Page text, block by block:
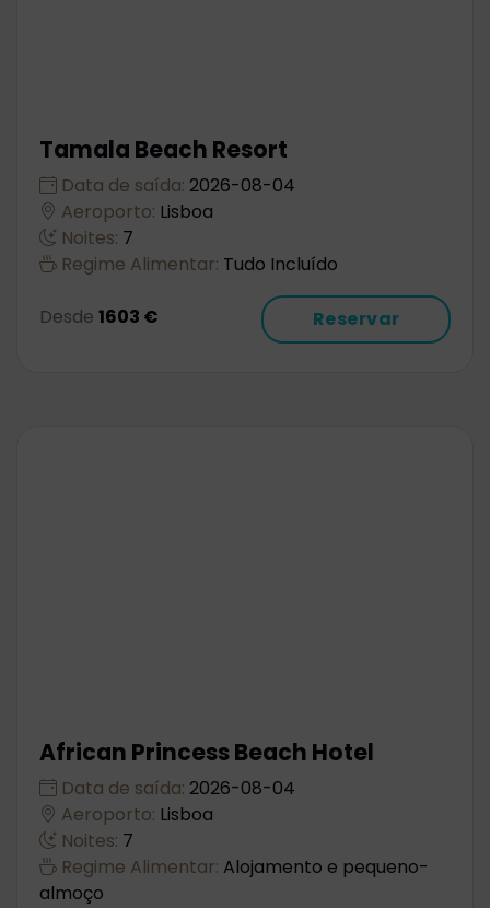
Tamala Beach Resort
Data de saída: 2026-08-04
Aeroporto: Lisboa
Noites: 7
Regime Alimentar: Tudo Incluído
Desde 1603 € Reservar
African Princess Beach Hotel
Data de saída: 2026-08-04
Aeroporto: Lisboa
Noites: 7
Regime Alimentar: Alojamento e pequeno-
almoço